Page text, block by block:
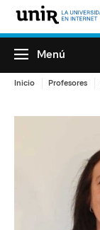
Menú
Inicio Profesores